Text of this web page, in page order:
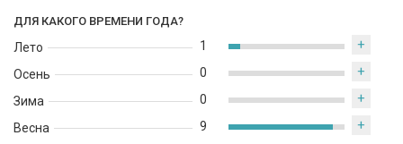
ДЛЯ КАКОГО ВРЕМЕНИ ГОДА?
Лето
Осень
Зима
Весна
1 +
0 +
0 +
9 +